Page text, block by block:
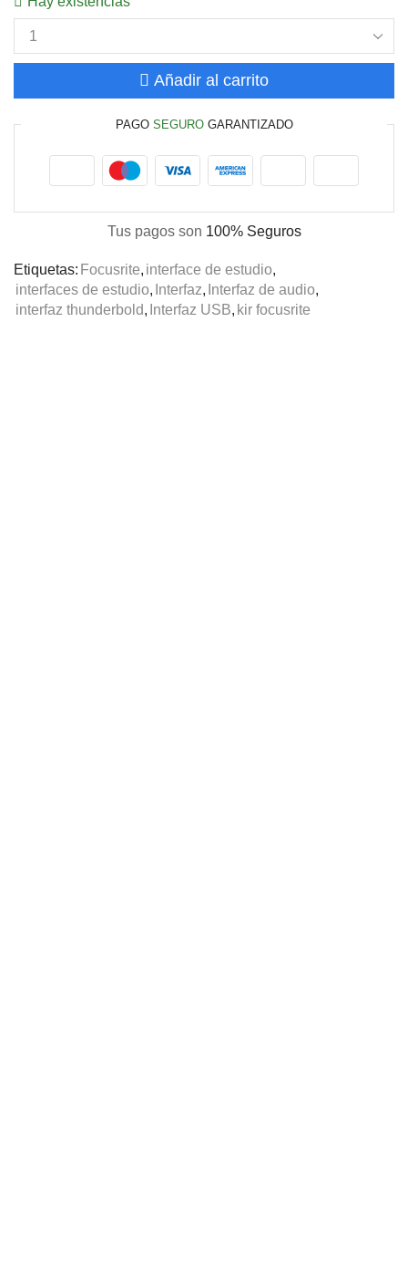
Añadir al carrito
PAGO SEGUROGARANTIZADO
Tus pagos son 100% Seguros
Etiquetas: Focusrite, interface de estudio,
interfaces de estudio, Interfaz, Interfaz de audio,
interfaz thunderbold, Interfaz USB, kir focusrite